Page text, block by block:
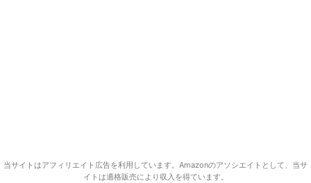
当サイトはアフィリエイト広告を利用しています。Amazonのアソシエイトとして、当サ
イトは適格販売により収入を得ています。